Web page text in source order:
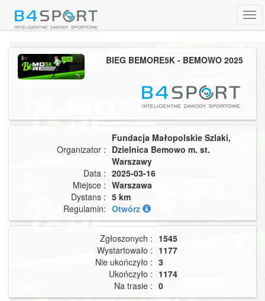
BIEG BEMORE5K - BEMOWO 2025
Organizator :
Fundacja Małopolskie Szlaki,
Dzielnica Bemowo m. st.
Warszawy
Data : 2025-03-16
Miejsce : Warszawa
Dystans : 5 km
Regulamin: Otwórz
Zgłoszonych : 1545
Wystartowało : 1177
Nie ukończyło : 3
Ukończyło : 1174
Na trasie : 0